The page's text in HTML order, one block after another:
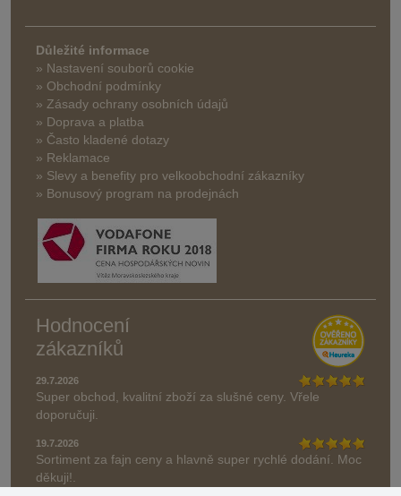
Důležité informace
» Nastavení souborů cookie
» Obchodní podmínky
» Zásady ochrany osobních údajů
» Doprava a platba
» Často kladené dotazy
» Reklamace
» Slevy a benefity pro velkoobchodní zákazníky
» Bonusový program na prodejnách
Hodnocení
zákazníků
29.7.2026
Super obchod, kvalitní zboží za slušné ceny. Vřele
doporučuji.
19.7.2026
Sortiment za fajn ceny a hlavně super rychlé dodání. Moc
děkuji!.